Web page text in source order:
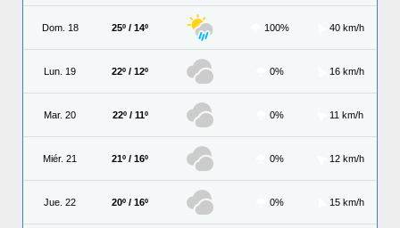
Dom. 18 25º / 14º 100% 40 km/h
Lun. 19 22º / 12º 0% 16 km/h
Mar. 20 22º / 11º 0% 11 km/h
Miér. 21 21º / 16º 0% 12 km/h
Jue. 22 20º / 16º 0% 15 km/h